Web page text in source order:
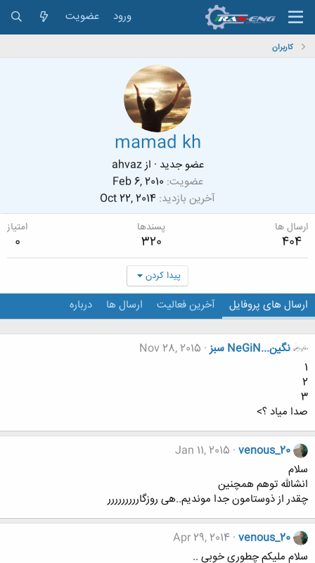
ورود عضویت
کاربران
mamad kh
عضو جدید · ازahvaz
عضویت Feb 6, 2010
آخرین بازدید Oct 22, 2014
ارسال ها
404
پسندها
320
امتیاز
0
پیدا کردن
ارسال های پروفایل آخرین فعالیت ارسال ها درباره
نگين...NeGiN سبز
Nov 28, 2015
1
2
3
صدا میاد ؟>
venous_20
Jan 11, 2015
سلام
انشالله توهم همچنین
چقدر از ذوستامون جدا موندیم..هی روزگاررررررررر
venous_20
Apr 29, 2014
سلام ملیکم چطوری خوبی ..